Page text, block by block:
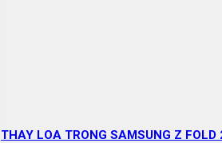
THAY LOA TRONG SAMSUNG Z FOLD